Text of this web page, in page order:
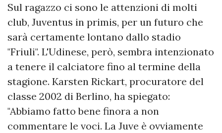
Sul ragazzo ci sono le attenzioni di molti
club, Juventus in primis, per un futuro che
sarà certamente lontano dallo stadio
"Friuli". L'Udinese, però, sembra intenzionato
a tenere il calciatore fino al termine della
stagione. Karsten Rickart, procuratore del
classe 2002 di Berlino, ha spiegato:
"Abbiamo fatto bene finora a non
commentare le voci. La Juve è ovviamente